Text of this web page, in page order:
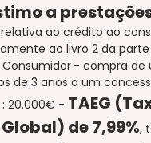
a
ao crédito ao
ao livro 2 da
- compra de
de 3 anos a um
20.000€ - TAEG
de 7,99%,